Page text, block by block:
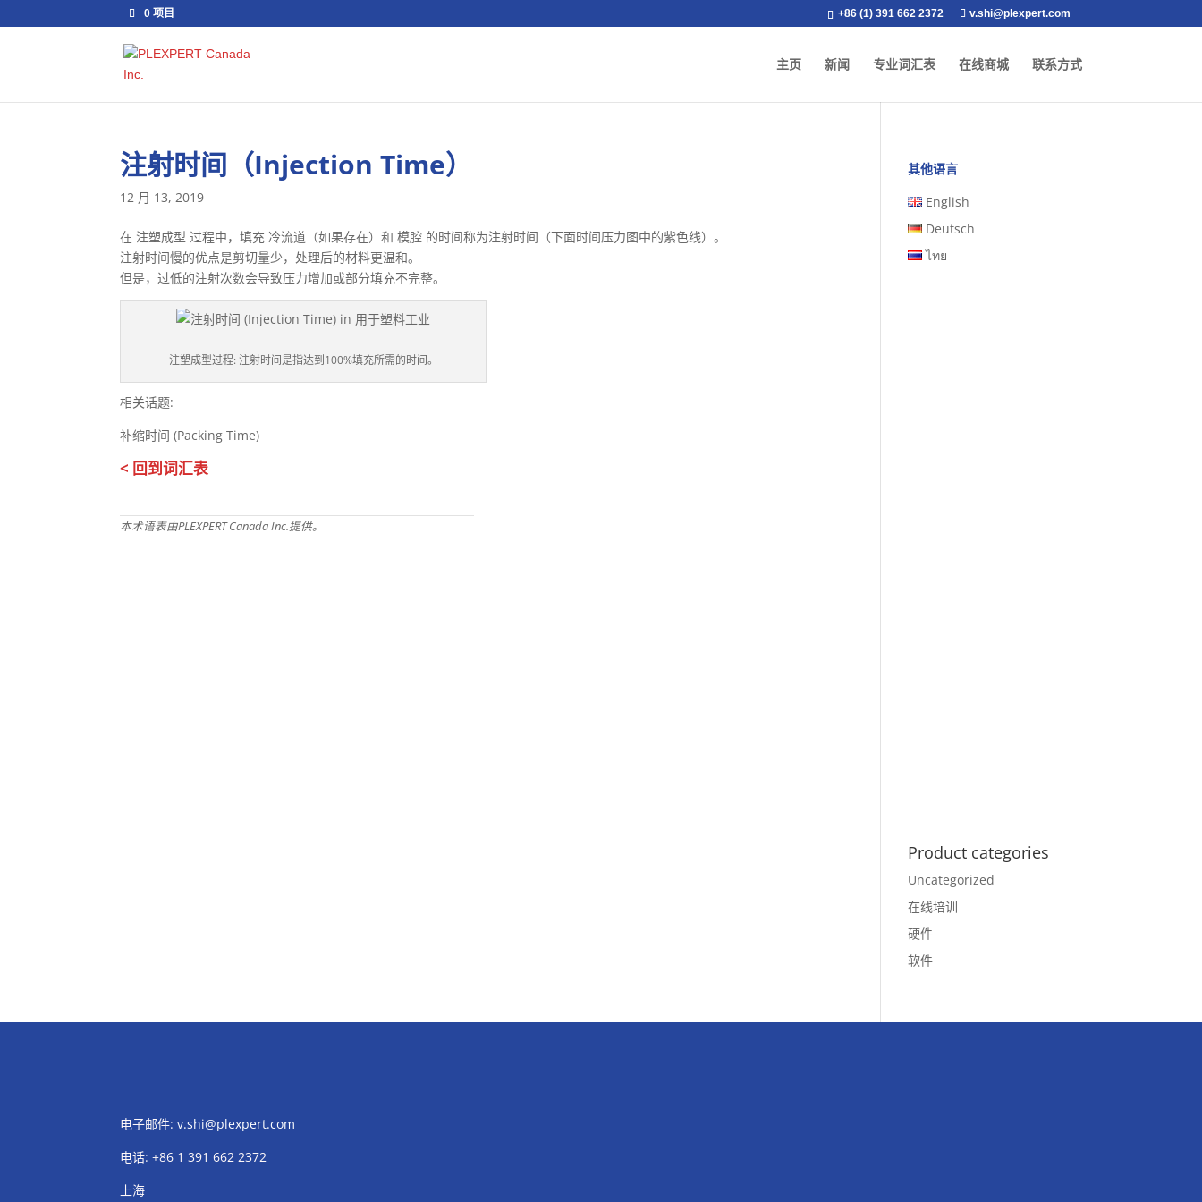
+86 (1) 391 662 2372 v.shi@plexpert.com
0 项目
主页 新闻 专业词汇表 在线商城 联系方式
注射时间（Injection Time）
12 月 13, 2019
在 注塑成型 过程中，填充 冷流道（如果存在）和 模腔 的时间称为注射时间（下面时间压力图中的紫色线）。
注射时间慢的优点是剪切量少，处理后的材料更温和。
但是，过低的注射次数会导致压力增加或部分填充不完整。
注塑成型过程: 注射时间是指达到100%填充所需的时间。
相关话题:
补缩时间 (Packing Time)
< 回到词汇表
本术语表由PLEXPERT Canada Inc.提供。
其他语言
English
Deutsch
ไทย
Product categories
Uncategorized
在线培训
硬件
软件
电子邮件:v.shi@plexpert.com
电话: +86 1 391 662 2372
上海